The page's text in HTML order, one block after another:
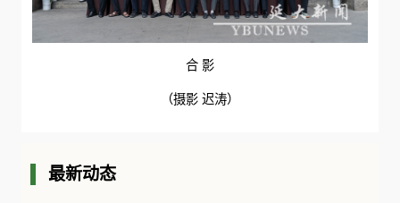
合 影
（摄影 迟涛）
最新动态